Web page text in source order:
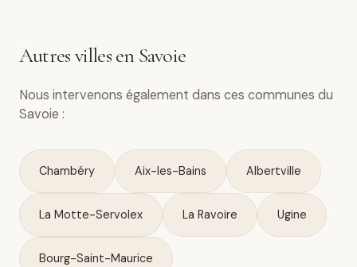
Autres villes en Savoie
Nous intervenons également dans ces communes du
Savoie :
Chambéry Aix-les-Bains Albertville
La Motte-Servolex La Ravoire Ugine
Bourg-Saint-Maurice